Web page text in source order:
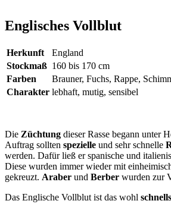
Englisches Vollblut
Herkunft
England
Stockmaß 160 bis 170 cm
Farben
Brauner, Fuchs, Rappe,
Charakter lebhaft, mutig, sensibel
Die Züchtung dieser Rasse begann unter
Auftrag sollten spezielle und sehr schnelle
werden. Dafür ließ er spanische und
Diese wurden immer wieder mit
gekreuzt. Araber und Berber wurden zur
Das Englische Vollblut ist das wohl